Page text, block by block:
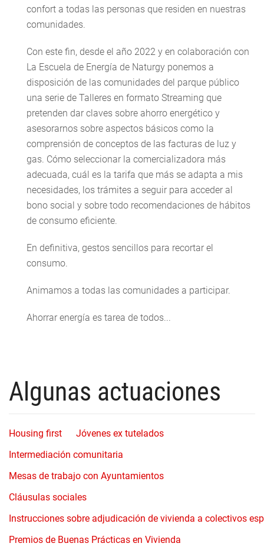
confort a todas las personas que residen en nuestras
comunidades.
Con este fin, desde el año 2022 y en colaboración con
La Escuela de Energía de Naturgy ponemos a
disposición de las comunidades del parque público
una serie de Talleres en formato Streaming que
pretenden dar claves sobre ahorro energético y
asesorarnos sobre aspectos básicos como la
comprensión de conceptos de las facturas de luz y
gas. Cómo seleccionar la comercializadora más
adecuada, cuál es la tarifa que más se adapta a mis
necesidades, los trámites a seguir para acceder al
bono social y sobre todo recomendaciones de hábitos
de consumo eficiente.
En definitiva, gestos sencillos para recortar el
consumo.
Animamos a todas las comunidades a participar.
Ahorrar energía es tarea de todos...
Algunas actuaciones
Housing first
Jóvenes ex tutelados
Intermediación comunitaria
Mesas de trabajo con Ayuntamientos
Cláusulas sociales
Instrucciones sobre adjudicación de vivienda a colectivos
Premios de Buenas Prácticas en Vivienda